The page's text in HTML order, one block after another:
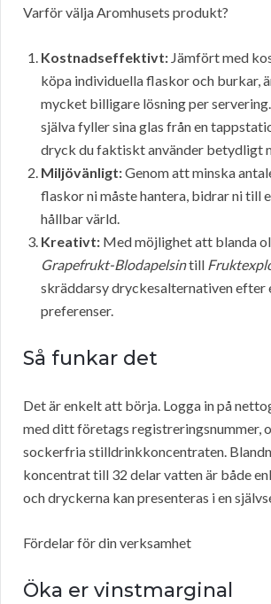
Varför välja Aromhusets produkt?
Kostnadseffektivt: Jämfört med
köpa individuella flaskor och burkar,
mycket billigare lösning per
själva fyller sina glas från en
dryck du faktiskt använder betydligt
Miljövänligt:Genom att minska
flaskor ni måste hantera, bidrar ni till
hållbar värld.
Kreativt: Med möjlighet att blanda
Grapefrukt-Blodapelsintill
skräddarsy dryckesalternativen efter
preferenser.
Så funkar det
Det är enkelt att börja. Logga in på
med ditt företags registreringsnummer,
sockerfria stilldrinkkoncentraten.
koncentrat till 32 delar vatten är både
och dryckerna kan presenteras i en
Fördelar för din verksamhet
Öka er vinstmarginal